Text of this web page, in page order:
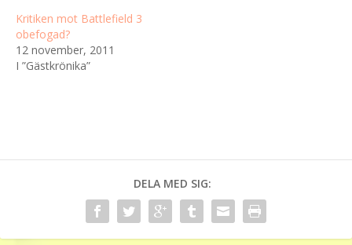
Kritiken mot Battlefield 3
obefogad?
12 november, 2011
I ”Gästkrönika”
DELA MED SIG: